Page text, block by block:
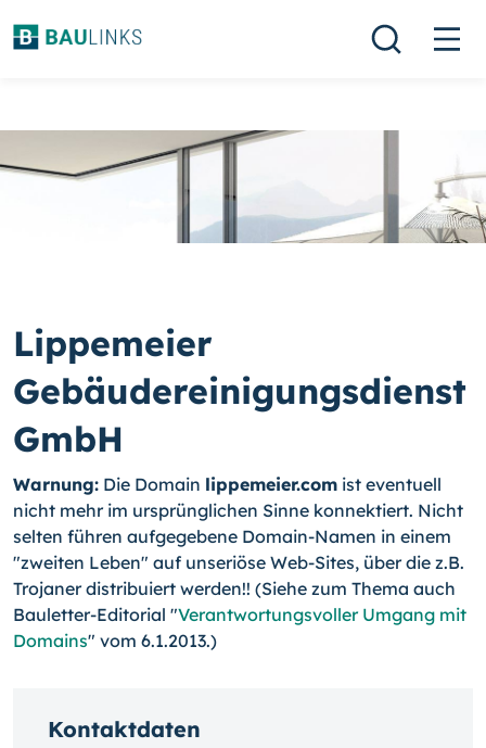
Lippemeier
Gebäudereinigungsdienst
GmbH
Warnung: Die Domain lippemeier.com ist eventuell
nicht mehr im ursprünglichen Sinne konnektiert. Nicht
selten führen aufgegebene Domain-Namen in einem
"zweiten Leben" auf unseriöse Web-Sites, über die z.B.
Trojaner distribuiert werden!! (Siehe zum Thema auch
Bauletter-Editorial "Verantwortungsvoller Umgang mit
Domains" vom 6.1.2013.)
Kontaktdaten